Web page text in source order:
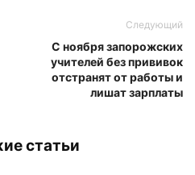
Следующий
С ноября запорожских
учителей без прививок
отстранят от работы и
лишат зарплаты
статьи